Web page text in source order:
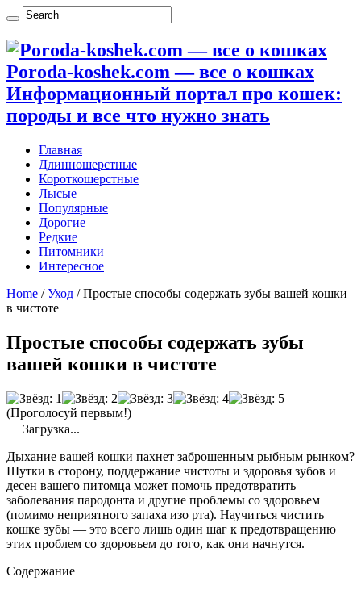
Poroda-koshek.com — все о кошках
Информационный портал про кошек:
породы и все что нужно знать
Главная
Длинношерстные
Короткошерстные
Лысые
Популярные
Дорогие
Редкие
Питомники
Интересное
Home / Уход / Простые способы содержать зубы вашей кошки
в чистоте
Простые способы содержать зубы
вашей кошки в чистоте
(Проголосуй первым!)
Загрузка...
Дыхание вашей кошки пахнет заброшенным рыбным рынком?
Шутки в сторону, поддержание чистоты и здоровья зубов и
десен вашего питомца может помочь предотвратить
заболевания пародонта и другие проблемы со здоровьем
(помимо неприятного запаха изо рта). Научиться чистить
кошке зубы — это всего лишь один шаг к предотвращению
этих проблем со здоровьем до того, как они начнутся.
Содержание